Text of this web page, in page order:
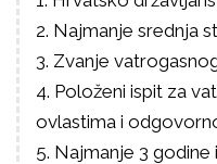
2. Najmanje srednja
3. Zvanje
4. Položeni ispit za
ovlastima i
5. Najmanje 3